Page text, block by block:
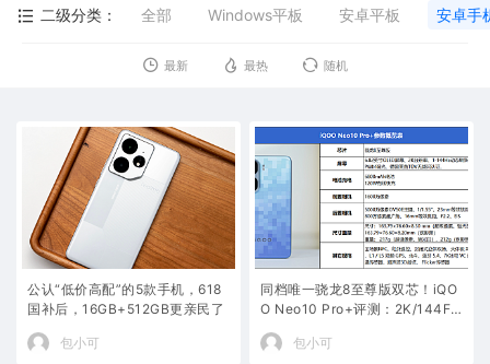
二级分类：
全部 Windows平板 安卓平板 安卓手
最新 最热 随机
公认“低价高配”的5款手机，618
国补后，16GB+512GB更亲民了
包小可
同档唯一骁龙8至尊版双芯！iQO
O Neo10 Pro+评测：2K/144FP
S爽玩吃鸡
包小可